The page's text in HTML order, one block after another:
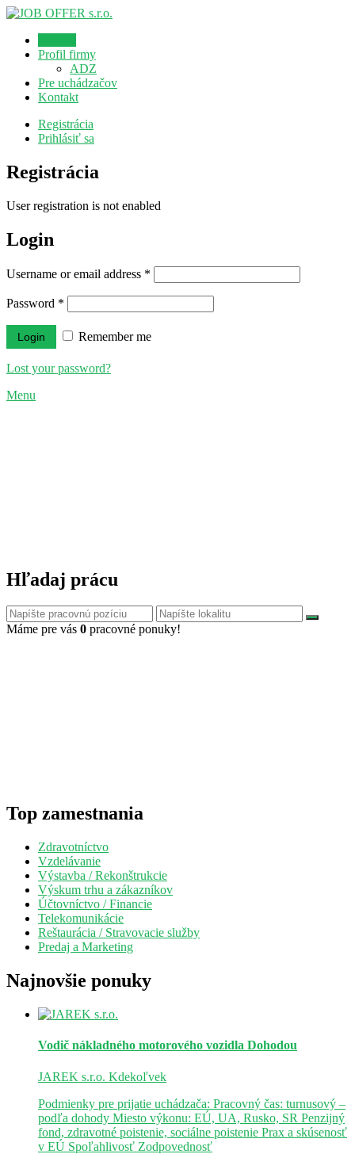
Profil firmy
ADZ
Pre uchádzačov
Kontakt
Registrácia
Prihlásiť sa
Registrácia
User registration is not enabled
Login
Username or email address *
Password *
Remember me
Lost your password?
Menu
Hľadaj prácu
Máme pre vás 0 pracovné ponuky!
Top zamestnania
Zdravotníctvo
Vzdelávanie
Výstavba / Rekonštrukcie
Výskum trhu a zákazníkov
Účtovníctvo / Financie
Telekomunikácie
Reštaurácia / Stravovacie služby
Predaj a Marketing
Najnovšie ponuky
Vodič nákladného motorového vozidla Dohodou
JAREK s.r.o. Kdekoľvek
Podmienky pre prijatie uchádzača: Pracovný čas: turnusový –
podľa dohody Miesto výkonu: EÚ, UA, Rusko, SR Penzijný
fond, zdravotné poistenie, sociálne poistenie Prax a skúsenosť
v EÚ Spoľahlivosť Zodpovednosť